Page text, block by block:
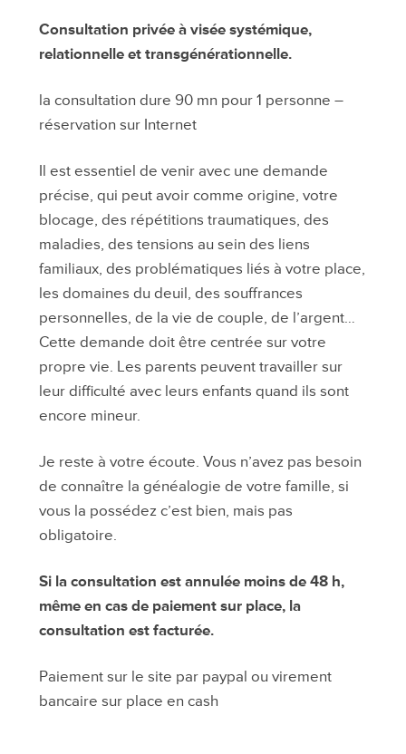
septembre
Consultation privée à visée systémique,
relationnelle et transgénérationnelle.
la consultation dure 90 mn pour 1 personne –
réservation sur Internet
Il est essentiel de venir avec une demande
précise, qui peut avoir comme origine, votre
blocage, des répétitions traumatiques, des
maladies, des tensions au sein des liens
familiaux, des problématiques liés à votre place,
les domaines du deuil, des souffrances
personnelles, de la vie de couple, de l’argent…
Cette demande doit être centrée sur votre
propre vie. Les parents peuvent travailler sur
leur difficulté avec leurs enfants quand ils sont
encore mineur.
Je reste à votre écoute. Vous n’avez pas besoin
de connaître la généalogie de votre famille, si
vous la possédez c’est bien, mais pas
obligatoire.
Si la consultation est annulée moins de 48 h,
même en cas de paiement sur place, la
consultation est facturée.
Paiement sur le site par paypal ou virement
bancaire sur place en cash